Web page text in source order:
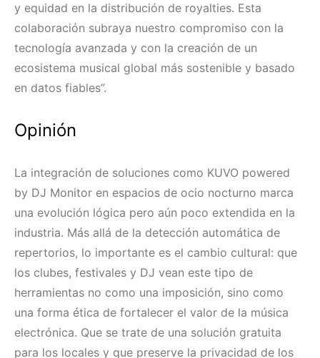
y equidad en la distribución de royalties. Esta
colaboración subraya nuestro compromiso con la
tecnología avanzada y con la creación de un
ecosistema musical global más sostenible y basado
en datos fiables”.
Opinión
La integración de soluciones como KUVO powered
by DJ Monitor en espacios de ocio nocturno marca
una evolución lógica pero aún poco extendida en la
industria. Más allá de la detección automática de
repertorios, lo importante es el cambio cultural: que
los clubes, festivales y DJ vean este tipo de
herramientas no como una imposición, sino como
una forma ética de fortalecer el valor de la música
electrónica. Que se trate de una solución gratuita
para los locales y que preserve la privacidad de los